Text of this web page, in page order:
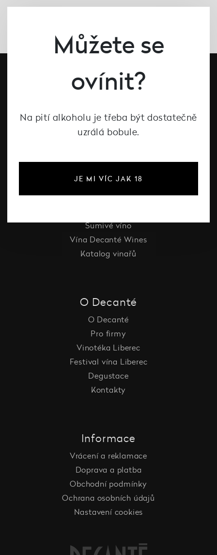
#dcntjelaska
Bílé víno
Červené víno
Šumivé víno
Vína Decanté Wines
Katalog vinařů
O Decanté
O Decanté
Pro firmy
Vinotéka Liberec
Festival vína Liberec
Degustace
Kontakty
Informace
Vrácení a reklamace
Doprava a platba
Obchodní podmínky
Ochrana osobních údajů
Nastavení cookies
Můžete se
ovínit?
Na pití alkoholu je třeba být dostatečně
uzrálá bobule.
JE MI VÍC JAK 18